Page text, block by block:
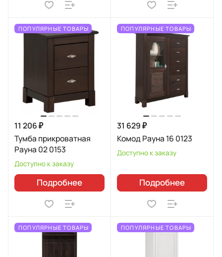
ПОПУЛЯРНЫЕ ТОВАРЫ
11 206 ₽
Тумба прикроватная
Рауна 02 0153
Доступно к заказу
Подробнее
ПОПУЛЯРНЫЕ ТОВАРЫ
31 629 ₽
Комод Рауна 16 0123
Доступно к заказу
Подробнее
ПОПУЛЯРНЫЕ ТОВАРЫ ПОПУЛЯРНЫЕ ТОВАРЫ